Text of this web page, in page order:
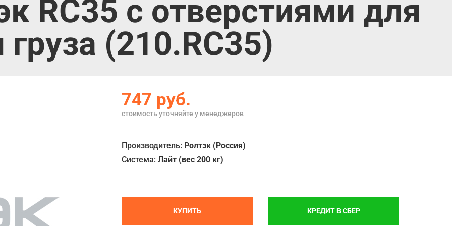
RC35 с отверстиями для
(210.RC35)
747 руб.
стоимость уточняйте у менеджеров
Производитель: Ролтэк (Россия)
Система:Лайт (вес 200 кг)
КУПИТЬ КРЕДИТ В СБЕР